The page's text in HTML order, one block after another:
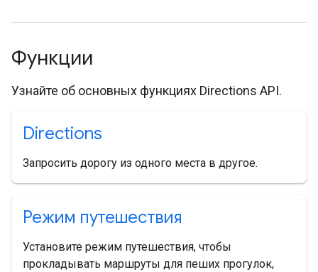
Функции
Узнайте об основных функциях Directions API.
Directions
Запросить дорогу из одного места в другое.
Режим путешествия
Установите режим путешествия, чтобы
прокладывать маршруты для пеших прогулок,